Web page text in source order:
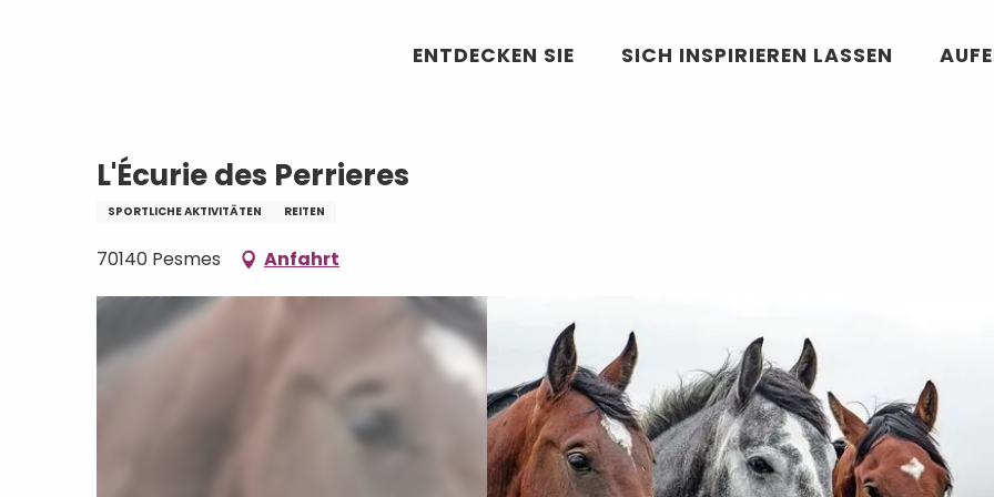
ENTDECKEN SIE SICH INSPIRIEREN LASSEN
L'Écurie des Perrieres
SPORTLICHE AKTIVITÄTEN REITEN
70140 Pesmes Anfahrt